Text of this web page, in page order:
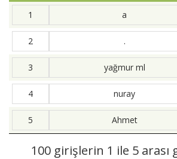
1 a
2 .
3 yağmur ml
4 nuray
5 Ahmet
100 girişlerin 1 ile 5